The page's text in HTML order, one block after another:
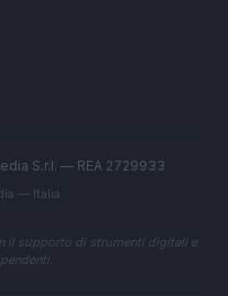
S.r.l. — REA 2729933
— Italia
il supporto di strumenti digitali e